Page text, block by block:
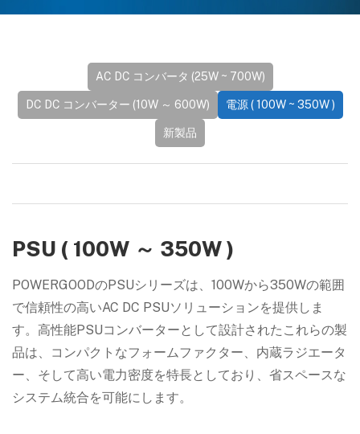
AC DC コンバータ (25W ~ 700W)
DC DC コンバーター (10W ～ 600W) 電源 ( 100W ~ 350W )
新製品
PSU ( 100W ～ 350W )
POWERGOODのPSUシリーズは、100Wから350Wの範囲
で信頼性の高いAC DC PSUソリューションを提供しま
す。高性能PSUコンバーターとして設計されたこれらの製
品は、コンパクトなフォームファクター、内蔵ラジエータ
ー、そして高い電力密度を特長としており、省スペースな
システム統合を可能にします。